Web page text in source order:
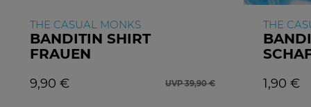
THE CASUAL MONKS
BANDITIN SHIRT
FRAUEN
UVP 39,90 €
9,90 €
THE
1,90 €